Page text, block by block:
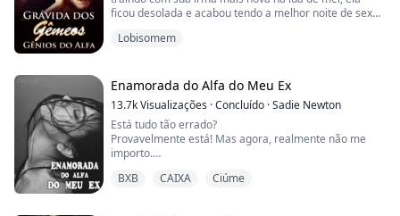
ficou desolada e acabou tendo a melhor noite de sexo
Evelyn se torna mãe solteira de gêmeos geniais. Eles
Os meninos são meus! Encontre-a!
Lobisomem
Enamorada do Alfa do Meu Ex
13.7kVisualizações ·Concluído ·Sadie Newton
Está tudo tão errado?
Provavelmente está! Mas agora, realmente não me
importo.
mau lobo negro encontra seu lugar aninhado entre
BXB CAIXA Ciúme